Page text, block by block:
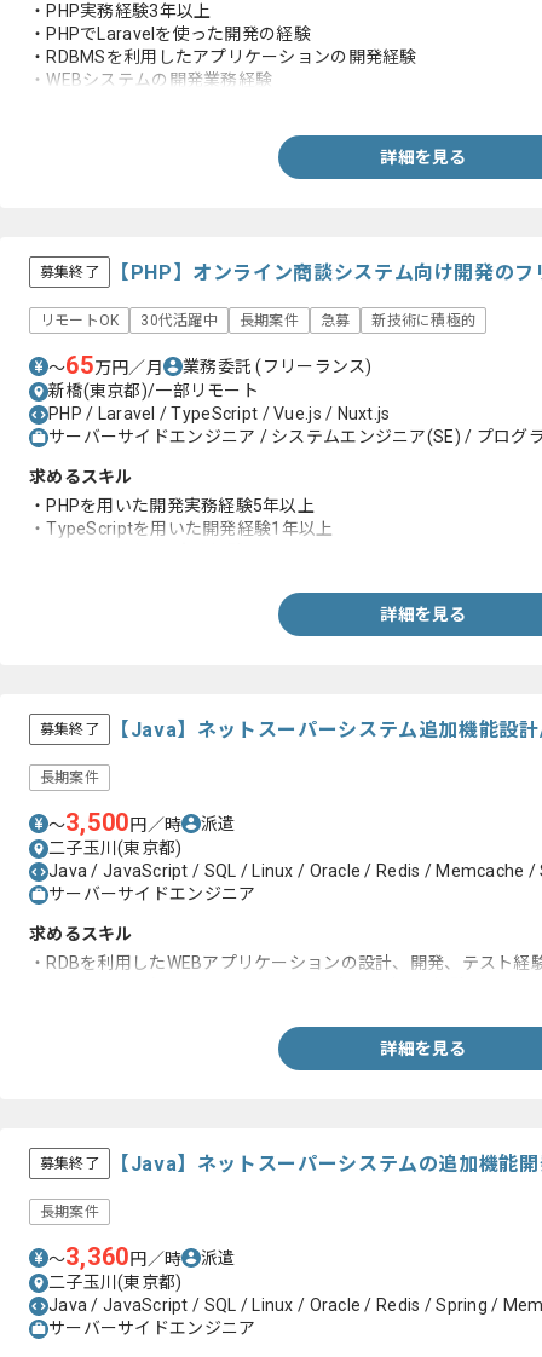
・PHP実務経験3年以上
・PHPでLaravelを使った開発の経験
・RDBMSを利用したアプリケーションの開発経験
・WEBシステムの開発業務経験
・スピード感を持って作業いただける方
詳細を見る
募集終了 【PHP】オンライン商談システム向け開発の
リモートOK 30代活躍中 長期案件 急募 新技術に積極的
〜65万円／月 業務委託(フリーランス)
新橋(東京都)/一部リモート
PHP / Laravel / TypeScript / Vue.js / Nuxt.js
サーバーサイドエンジニア / システムエンジニア(SE) / プログ
求めるスキル
・PHPを用いた開発実務経験5年以上
・TypeScriptを用いた開発経験1年以上
詳細を見る
募集終了 【Java】ネットスーパーシステム追加機能設
長期案件
〜3,500円／時
派遣
二子玉川(東京都)
Java / JavaScript / SQL / Linux / Oracle / Redis / Memcache /
サーバーサイドエンジニア
求めるスキル
・RDBを利用したWEBアプリケーションの設計、開発、テスト経
詳細を見る
募集終了 【Java】ネットスーパーシステムの追加機能
長期案件
〜3,360円／時
派遣
二子玉川(東京都)
Java / JavaScript / SQL / Linux / Oracle / Redis / Spring /
サーバーサイドエンジニア